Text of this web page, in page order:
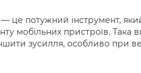
це потужний інструмент,
мобільних пристроїв.
зусилля, особливо при